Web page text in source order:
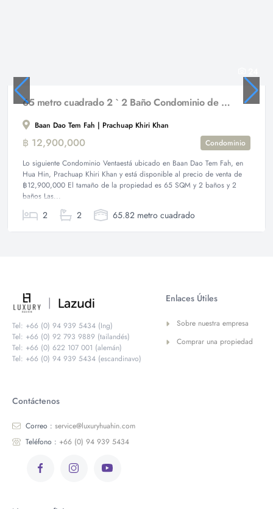
65 metro cuadrado 2 ` 2 Baño Condominio de Venta
Baan Dao Tem Fah | Prachuap Khiri Khan
฿ 12,900,000
Condominio
Lo siguiente Condominio Ventaestá ubicado en Baan Dao Tem Fah, en
Hua Hin, Prachuap Khiri Khan y está disponible al precio de venta de
฿12,900,000 El tamaño de la propiedad es 65 SQM y 2 baños y 2
baños Las...
2 2 65.82 metro cuadrado
Tel: +66 (0) 94 939 5434 (Ing)
Tel: +66 (0) 92 793 9889 (tailandés)
Tel: +66 (0) 622 107 001 (alemán)
Tel: +66 (0) 94 939 5434 (escandinavo)
Enlaces Útiles
Sobre nuestra empresa
Comprar una propiedad
Contáctenos
Correo : service@luxuryhuahin.com
Teléfono : +66 (0) 94 939 5434